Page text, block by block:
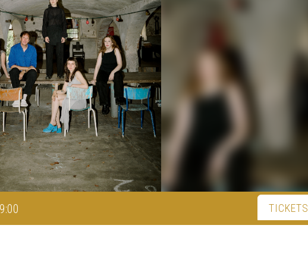
TICKETS